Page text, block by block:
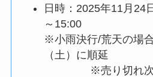
日時：2025年11月24
～15:00
※小雨決行/荒天の場
（土）に順延
※売り切れ次